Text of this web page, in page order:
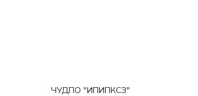
ЧУДПО "ИПИПКСЗ"